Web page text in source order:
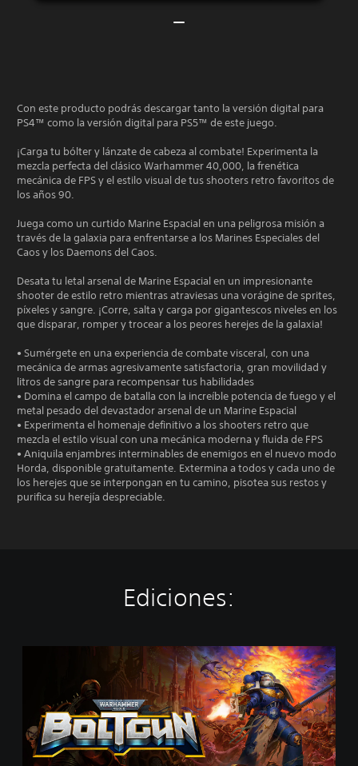
Con este producto podrás descargar tanto la versión digital para
PS4™ como la versión digital para PS5™ de este juego.
¡Carga tu bólter y lánzate de cabeza al combate! Experimenta la
mezcla perfecta del clásico Warhammer 40,000, la frenética
mecánica de FPS y el estilo visual de tus shooters retro favoritos de
los años 90.
Juega como un curtido Marine Espacial en una peligrosa misión a
través de la galaxia para enfrentarse a los Marines Especiales del
Caos y los Daemons del Caos.
Desata tu letal arsenal de Marine Espacial en un impresionante
shooter de estilo retro mientras atraviesas una vorágine de sprites,
píxeles y sangre. ¡Corre, salta y carga por gigantescos niveles en los
que disparar, romper y trocear a los peores herejes de la galaxia!
• Sumérgete en una experiencia de combate visceral, con una
mecánica de armas agresivamente satisfactoria, gran movilidad y
litros de sangre para recompensar tus habilidades
• Domina el campo de batalla con la increíble potencia de fuego y el
metal pesado del devastador arsenal de un Marine Espacial
• Experimenta el homenaje definitivo a los shooters retro que
mezcla el estilo visual con una mecánica moderna y fluida de FPS
• Aniquila enjambres interminables de enemigos en el nuevo modo
Horda, disponible gratuitamente. Extermina a todos y cada uno de
los herejes que se interpongan en tu camino, pisotea sus restos y
purifica su herejía despreciable.
Ediciones:
m
m